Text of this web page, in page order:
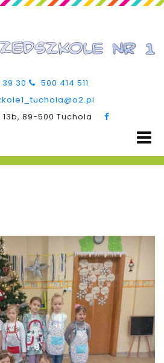
30
500 414 511
89-500 Tuchola